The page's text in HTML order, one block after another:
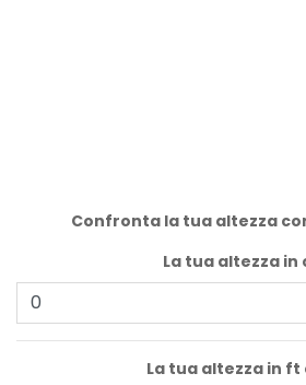
Confronta la tua altezza
La tua altezza in
La tua altezza in ft